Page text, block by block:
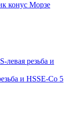
конус Морзе
резьба и
и HSSE-Co 5